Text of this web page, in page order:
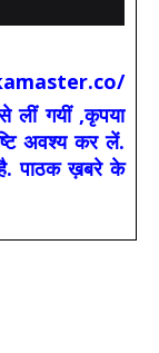
गयीं ,कृपया
अवश्य कर लें.
है. पाठक ख़बरे के